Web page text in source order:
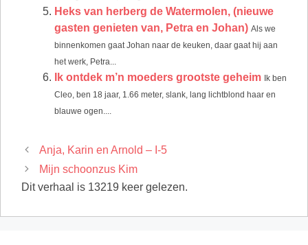
Heks van herberg de Watermolen, (nieuwe
gasten genieten van, Petra en Johan) Als we
binnenkomen gaat Johan naar de keuken, daar gaat hij aan
het werk, Petra...
Ik ontdek m’n moeders grootste geheim Ik ben
Cleo, ben 18 jaar, 1.66 meter, slank, lang lichtblond haar en
blauwe ogen....
Anja, Karin en Arnold – I-5
Mijn schoonzus Kim
Dit verhaal is 13219 keer gelezen.